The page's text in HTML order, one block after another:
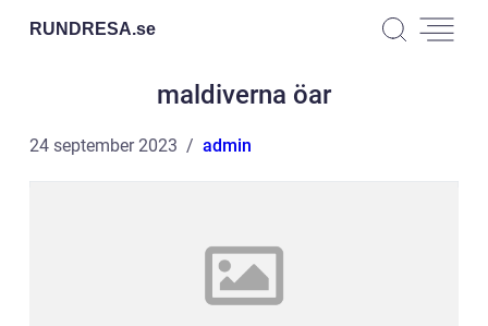
RUNDRESA.se
maldiverna öar
24 september 2023 admin